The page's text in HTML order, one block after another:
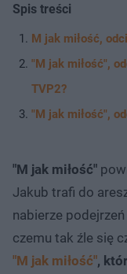
Spis treści
M jak miłość,
"M jak miłość",
TVP2?
"M jak miłość",
"M jak miłość"
Jakub trafi do
nabierze
czemu tak źle się
"M jak miłość",